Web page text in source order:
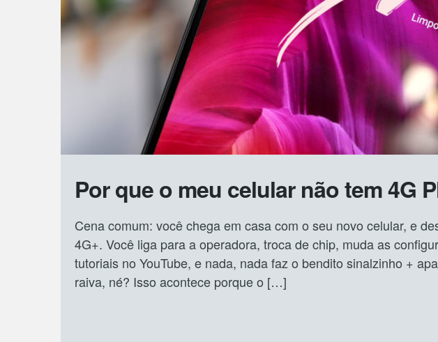
Por que o meu celular não tem 4G
Cena comum: você chega em casa com o seu novo celular, e
4G+. Você liga para a operadora, troca de chip, muda as
tutoriais no YouTube, e nada, nada faz o bendito sinalzinho +
raiva, né? Isso acontece porque o […]